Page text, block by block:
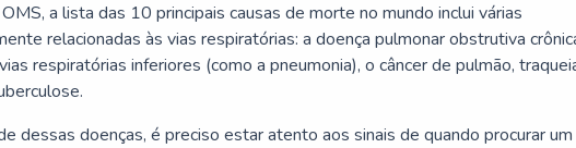
a lista das 10 principais causas de morte no mundo inclui várias
relacionadas às vias respiratórias: a doença pulmonar obstrutiva
respiratórias inferiores (como a pneumonia), o câncer de pulmão,
dessas doenças, é preciso estar atento aos sinais de quando procurar um